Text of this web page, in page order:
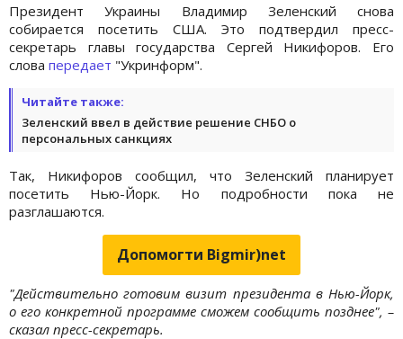
Президент Украины Владимир Зеленский снова
собирается посетить США. Это подтвердил пресс-
секретарь главы государства Сергей Никифоров. Его
слова передает "Укринформ".
Читайте также:
Зеленский ввел в действие решение СНБО о
персональных санкциях
Так, Никифоров сообщил, что Зеленский планирует
посетить Нью-Йорк. Но подробности пока не
разглашаются.
Допомогти Bigmir)net
"Действительно готовим визит президента в Нью-Йорк,
о его конкретной программе сможем сообщить позднее", –
сказал пресс-секретарь.